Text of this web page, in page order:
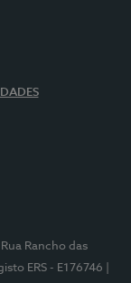
| Rua Rancho das
ERS - E176746